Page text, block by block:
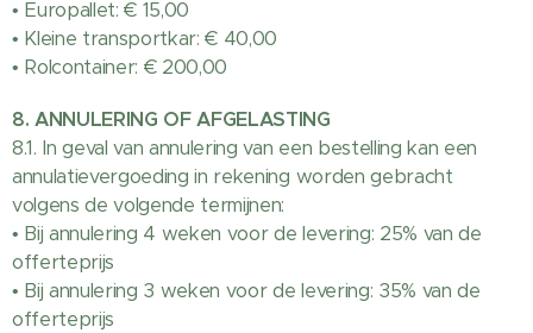
• Europallet: € 15,00
• Kleine transportkar: € 40,00
• Rolcontainer: € 200,00
8. ANNULERING OF AFGELASTING
8.1. In geval van annulering van een bestelling kan een
annulatievergoeding in rekening worden gebracht
volgens de volgende termijnen:
• Bij annulering 4 weken voor de levering: 25% van de
offerteprijs
• Bij annulering 3 weken voor de levering: 35% van de
offerteprijs